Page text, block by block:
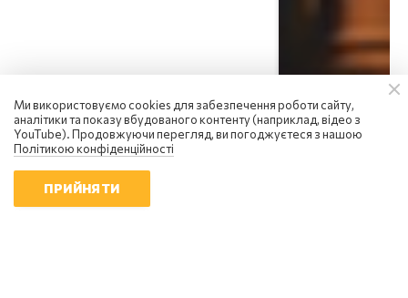
Ми використовуємо cookies для забезпечення роботи сайту,
аналітики та показу вбудованого контенту (наприклад, відео з
YouTube). Продовжуючи перегляд, ви погоджуєтеся з нашою
Політикою конфіденційності
ПРИЙНЯТИ